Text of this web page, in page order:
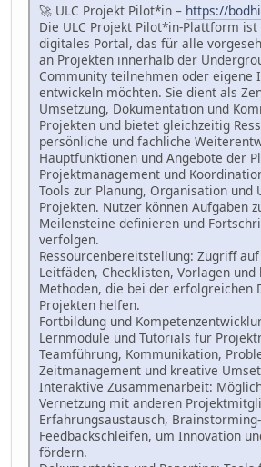
🚀 ULC Projekt Pilot*in – https://
Die ULC Projekt Pilot*in-Plattform ist
digitales Portal, das für alle
an Projekten innerhalb der
Community teilnehmen oder eigene
entwickeln möchten. Sie dient als
Umsetzung, Dokumentation und
Projekten und bietet gleichzeitig
persönliche und fachliche
Hauptfunktionen und Angebote der
Projektmanagement und
Tools zur Planung, Organisation und
Projekten. Nutzer können Aufgaben
Meilensteine definieren und
verfolgen.
Ressourcenbereitstellung: Zugriff auf
Leitfäden, Checklisten, Vorlagen und
Methoden, die bei der erfolgreichen
Projekten helfen.
Fortbildung und
Lernmodule und Tutorials für
Teamführung, Kommunikation,
Zeitmanagement und kreative
Interaktive Zusammenarbeit:
Vernetzung mit anderen
Erfahrungsaustausch,
Feedbackschleifen, um Innovation
fördern.